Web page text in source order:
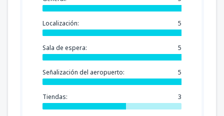
Localización: 5
Sala de espera: 5
Señalización del aeropuerto: 5
Tiendas: 3